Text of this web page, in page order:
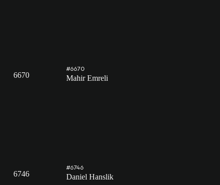
6670
#6670
Mahir Emreli
6746
#6746
Daniel Hanslik